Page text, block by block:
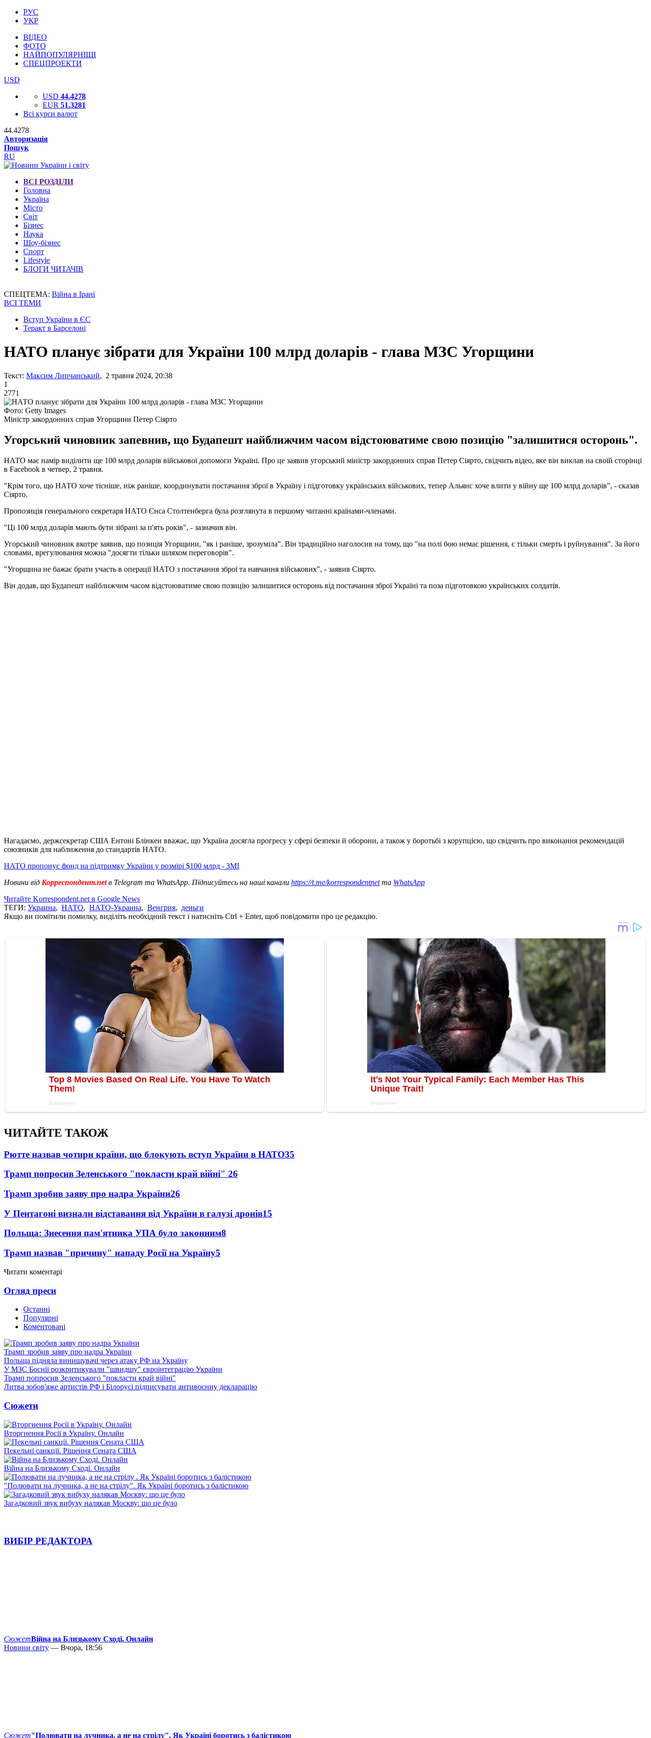
РУС
УКР
ВІДЕО
ФОТО
НАЙПОПУЛЯРНІШІ
СПЕЦПРОЕКТИ
USD
USD 44.4278
EUR 51.3281
Всі курси валют
44.4278
Авторизація
Пошук
RU
ВСІ РОЗДІЛИ
Головна
Україна
Місто
Світ
Бізнес
Наука
Шоу-бізнес
Спорт
Lifestyle
БЛОГИ ЧИТАЧІВ
СПЕЦТЕМА: Війна в Ірані
ВСІ ТЕМИ
Вступ України в ЄС
Теракт в Барселоні
НАТО планує зібрати для України 100 млрд доларів - глава МЗС Угорщини
Текст: Максим Липчанський, 2 травня 2024, 20:38
1
2771
Фото: Getty Images
Міністр закордонних справ Угорщини Петер Сіярто
Угорський чиновник запевнив, що Будапешт найближчим часом відстоюватиме свою позицію "залишитися осторонь".
НАТО має намір виділити ще 100 млрд доларів військової допомоги Україні. Про це заявив угорський міністр закордонних справ Петер Сіярто, свідчить відео, яке він виклав на своїй сторінці
в Facebook в четвер, 2 травня.
"Крім того, що НАТО хоче тісніше, ніж раніше, координувати постачання зброї в Україну і підготовку українських військових, тепер Альянс хоче влити у війну ще 100 млрд доларів", - сказав
Сіярто.
Пропозиція генерального секретаря НАТО Єнса Столтенберга була розглянута в першому читанні країнами-членами.
"Ці 100 млрд доларів мають бути зібрані за п'ять років", - зазначив він.
Угорський чиновник вкотре заявив, що позиція Угорщини, "як і раніше, зрозуміла". Він традиційно наголосив на тому, що "на полі бою немає рішення, є тільки смерть і руйнування". За його
словами, врегулювання можна "досягти тільки шляхом переговорів".
"Угорщина не бажає брати участь в операції НАТО з постачання зброї та навчання військових", - заявив Сіярто.
Він додав, що Будапешт найближчим часом відстоюватиме свою позицію залишитися осторонь від постачання зброї Україні та поза підготовкою українських солдатів.
Нагадаємо, держсекретар США Ентоні Блінкен вважає, що Україна досягла прогресу у сфері безпеки й оборони, а також у боротьбі з корупцією, що свідчить про виконання рекомендацій
союзників для наближення до стандартів НАТО.
НАТО пропонує фонд на підтримку України у розмірі $100 млрд - ЗМІ
Новини від Корреспондент.netв Telegram та WhatsApp. Підписуйтесь на наші канали https://t.me/korrespondentnetта WhatsApp
Читайте Korrespondent.net в Google News
ТЕГИ: Украина, НАТО, НАТО-Украина, Венгрия, деньги
Якщо ви помітили помилку, виділіть необхідний текст і натисніть Ctrl + Enter, щоб повідомити про це редакцію.
ЧИТАЙТЕ ТАКОЖ
Рютте назвав чотири країни, що блокують вступ України в НАТО35
Трамп попросив Зеленського "покласти край війні" 26
Трамп зробив заяву про надра України26
У Пентагоні визнали відставання від України в галузі дронів15
Польща: Знесення пам'ятника УПА було законним8
Трамп назвав "причину" нападу Росії на Україну5
Читати коментарі
Огляд преси
Останні
Популярні
Коментовані
Трамп зробив заяву про надра України
Польща підняла винищувачі через атаку РФ на Україну
У МЗС Боснії розкритикували "швидшу" євроінтеграцію України
Трамп попросив Зеленського "покласти край війні"
Литва зобов'яже артистів РФ і Білорусі підписувати антивоєнну декларацію
Сюжети
Вторгнення Росії в Україну. Онлайн
Пекельні санкції. Рішення Сената США
Війна на Близькому Сході. Онлайн
"Полювати на лучника, а не на стрілу". Як Україні боротись з балістикою
Загадковий звук вибуху налякав Москву: що це було
ВИБІР РЕДАКТОРА
СюжетВійна на Близькому Сході. Онлайн
Новини світу — Вчора, 18:56
Сюжет"Полювати на лучника, а не на стрілу". Як Україні боротись з балістикою